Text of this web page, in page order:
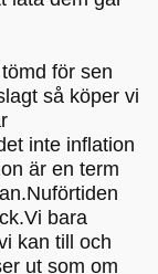
för sen
så köper vi
inte inflation
är en term
bara
kan till och
ut som om